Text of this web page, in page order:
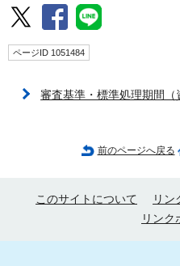
ページID 1051484
審査基準・標準処理期間（
前のページへ戻る
このサイトについて リン
リンク